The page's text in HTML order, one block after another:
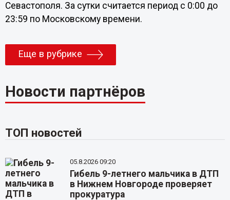
Севастополя. За сутки считается период с 0:00 до
23:59 по Московскому времени.
Еще в рубрике
Новости партнёров
ТОП новостей
05.8.2026 09:20
Гибель 9-летнего мальчика в ДТП
в Нижнем Новгороде проверяет
прокуратура